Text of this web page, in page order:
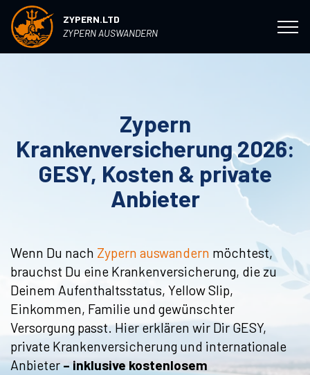
ZYPERN.LTD
ZYPERN AUSWANDERN
Zypern
Krankenversicherung 2026:
GESY, Kosten & private
Anbieter
Wenn Du nach Zypern auswandern möchtest,
brauchst Du eine Krankenversicherung, die zu
Deinem Aufenthaltsstatus, Yellow Slip,
Einkommen, Familie und gewünschter
Versorgung passt. Hier erklären wir Dir GESY,
private Krankenversicherung und internationale
Anbieter – inklusive kostenlosem